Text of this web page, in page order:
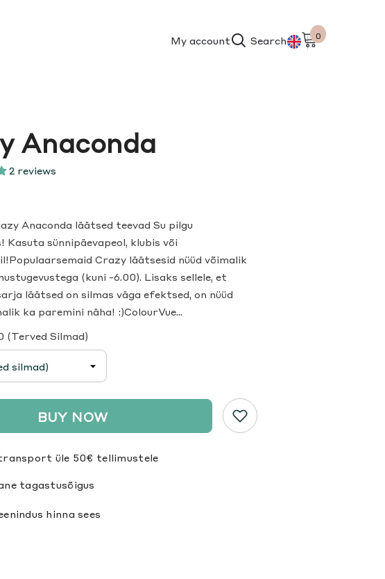
My account
Search
00
items
Anaconda
2 reviews
Anaconda läätsed teevad Su pilgu
Kasuta sünnipäevapeol, klubis või
Crazy läätsesid nüüd võimalik
(kuni -6.00). Lisaks sellele, et
läätsed on silmas väga efektsed, on nüüd
ka paremini näha! :)ColourVue...
(Terved Silmad)
BUY NOW
üle 50€ tellimustele
tagastusõigus
hinna sees